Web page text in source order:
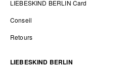
LIEBESKIND BERLIN Card
Conseil
Retours
LIEBESKIND BERLIN